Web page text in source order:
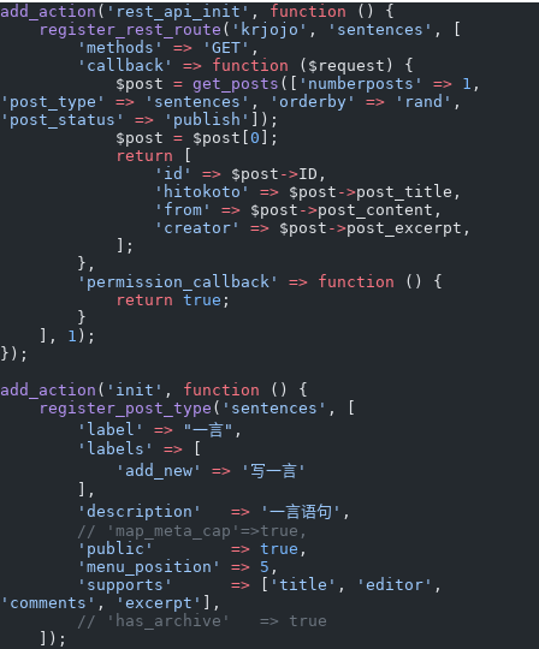
add_action ( 'rest_api_init' , function () {
    register_rest_route
( 'krjojo' , 'sentences' , [
        'methods'
=> 'GET' ,
        'callback'
=> function ($request) {
            $post
= get_posts ([ 'numberposts' => 1
'post_type'
=> 'sentences' , 'orderby' => 'rand'
'post_status'
=> 'publish' ]);
            $post
= $post[0 ];
            return
[
                'id'
=> $post ->ID,
                'hitokoto'
=> $post ->post_title,
                'from'
=> $post ->post_content,
                'creator'
=> $post ->post_excerpt,
            ];
        },
        'permission_callback'
=> function () {
            return
true ;
        }
    ],
1 );
});
add_action ( 'init' , function () {
    register_post_type
( 'sentences' , [
        'label'
=> "一言" ,
        'labels'
=> [
            'add_new'
=> '写一言'
        ],
        'description'
   =>
'一言语句' ,
        // 'map_meta_cap'=>true,
        'public'
        =>
true ,
        'menu_position'
=> 5 ,
        'supports'
      =>
[ 'title' , 'editor'
'comments' , 'excerpt' ],
        // 'has_archive'   => true
    ]);